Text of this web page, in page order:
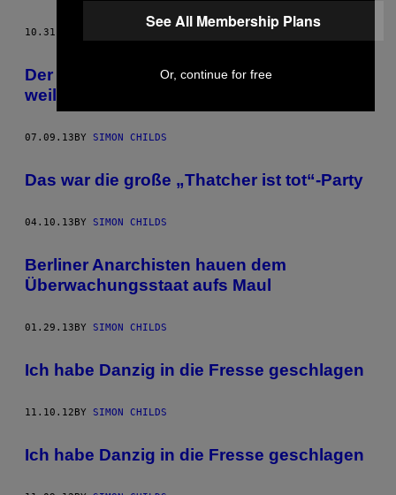
10.31.13
Der Fußballer, der ins Gefängnis musste,
weil er talentiert war
07.09.13BY SIMON CHILDS
Das war die große „Thatcher ist tot“-Party
04.10.13BY SIMON CHILDS
Berliner Anarchisten hauen dem
Überwachungsstaat aufs Maul
01.29.13BY SIMON CHILDS
Ich habe Danzig in die Fresse geschlagen
11.10.12BY SIMON CHILDS
Ich habe Danzig in die Fresse geschlagen
See All Membership Plans
Or, continue for free